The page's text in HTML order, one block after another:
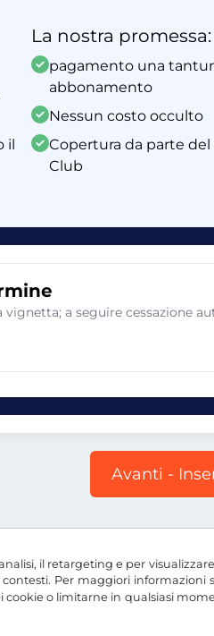
il retargeting e per
Per maggiori
cookie o limitarne in qualsiasi
il
La nostra promessa:
pagamento una
abbonamento
Nessun costo occulto
Copertura da parte
Club
a seguire cessazione
Avanti -